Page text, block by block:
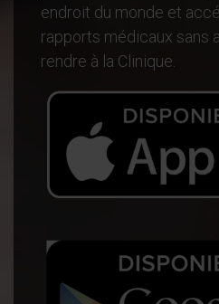
endroit du monde et
rapports médicaux sans
rendre à la Clinique.